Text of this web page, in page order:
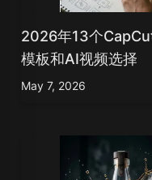
2026年13个
模板和AI视频选择
May 7, 2026